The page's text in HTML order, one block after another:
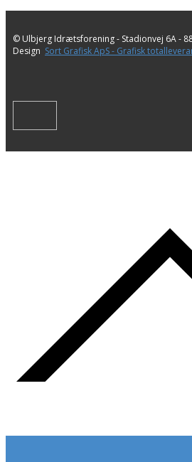
© Ulbjerg Idrætsforening - ​Stadionvej 6A -
Design Sort Grafisk ApS - Grafisk